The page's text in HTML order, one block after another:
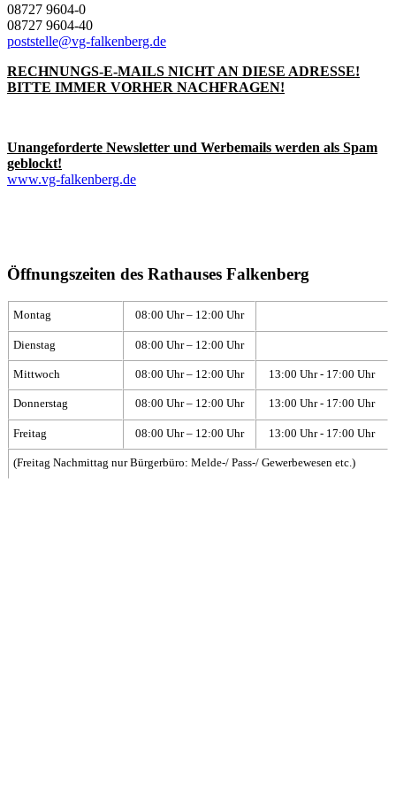
08727 9604-0
08727 9604-40
poststelle@vg-falkenberg.de
RECHNUNGS-E-MAILS NICHT AN DIESE ADRESSE!
BITTE IMMER VORHER NACHFRAGEN!
Unangeforderte Newsletter und Werbemails werden als Spam
geblockt!
www.vg-falkenberg.de
Öffnungszeiten des Rathauses Falkenberg
Montag 08:00 Uhr – 12:00 Uhr
Dienstag 08:00 Uhr – 12:00 Uhr
Mittwoch 08:00 Uhr – 12:00 Uhr 13:00 Uhr - 17:00 Uhr
Donnerstag 08:00 Uhr – 12:00 Uhr 13:00 Uhr - 17:00 Uhr
Freitag 08:00 Uhr – 12:00 Uhr 13:00 Uhr - 17:00 Uhr
(Freitag Nachmittag nur Bürgerbüro: Melde-/ Pass-/ Gewerbewesen etc.)